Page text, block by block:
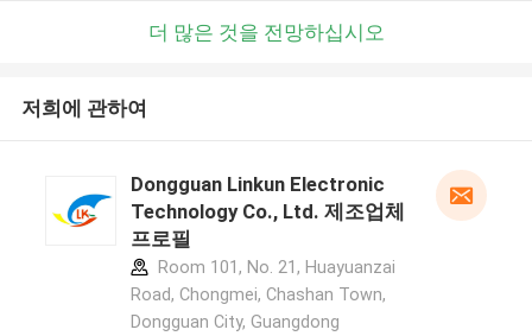
더 많은 것을 전망하십시오
저희에 관하여
Dongguan Linkun Electronic
Technology Co., Ltd. 제조업체
프로필
Room 101, No. 21, Huayuanzai
Road, Chongmei, Chashan Town,
Dongguan City, Guangdong